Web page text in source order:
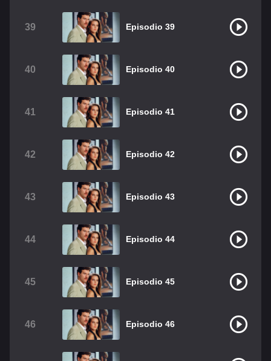
39 Episodio 39
40 Episodio 40
41 Episodio 41
42 Episodio 42
43 Episodio 43
44 Episodio 44
45 Episodio 45
46 Episodio 46